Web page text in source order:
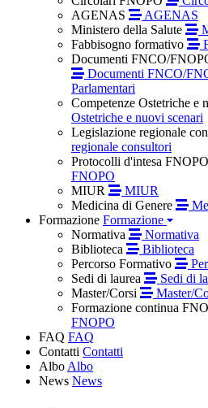
AGENAS
AGENAS
Ministero della Salute
Fabbisogno formativo
Documenti FNCO/
Documenti FNCO/
Parlamentari
Competenze Ostetriche e
Ostetriche e nuovi scenari
Legislazione regionale
regionale consultori
Protocolli d'intesa FNOPO
FNOPO
MIUR
MIUR
Medicina di Genere
Formazione Formazione
Normativa
Normativa
Biblioteca
Biblioteca
Percorso Formativo
Sedi di laurea
Sedi di
Master/Corsi
Master/
Formazione continua
FNOPO
FAQ FAQ
Contatti Contatti
Albo Albo
News News